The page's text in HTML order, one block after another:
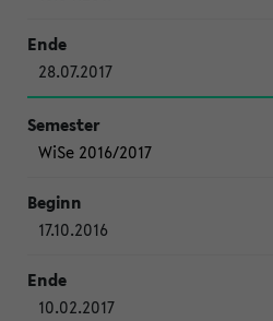
28.07.2017
WiSe 2016/2017
17.10.2016
10.02.2017